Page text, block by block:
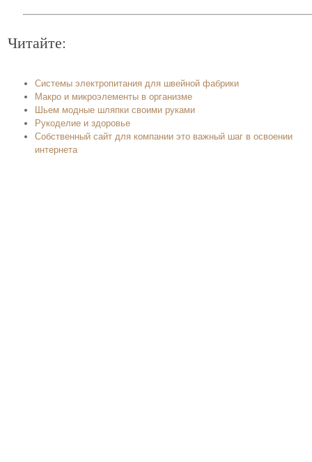
Читайте:
Системы электропитания для швейной фабрики
Макро и микроэлементы в организме
Шьем модные шляпки своими руками
Рукоделие и здоровье
Собственный сайт для компании это важный шаг в освоении
интернета